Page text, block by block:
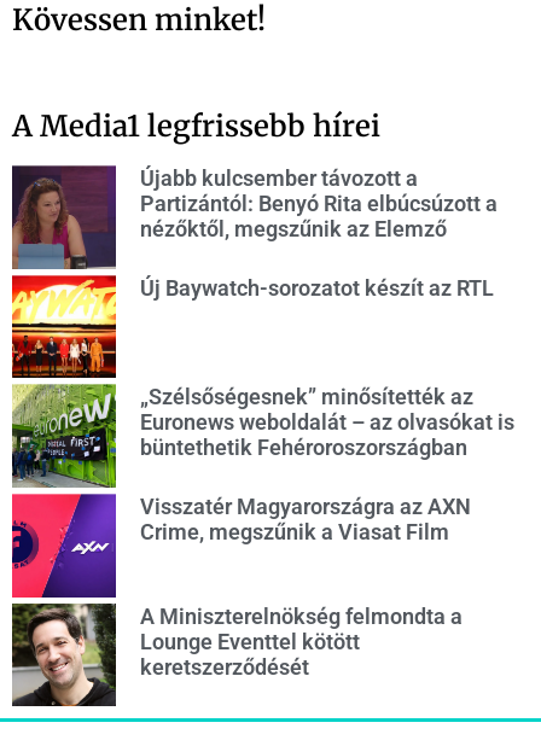
Kövessen minket!
A Media1 legfrissebb hírei
Újabb kulcsember távozott a
Partizántól: Benyó Rita elbúcsúzott a
nézőktől, megszűnik az Elemző
Új Baywatch-sorozatot készít az RTL
„Szélsőségesnek” minősítették az
Euronews weboldalát – az olvasókat is
büntethetik Fehéroroszországban
Visszatér Magyarországra az AXN
Crime, megszűnik a Viasat Film
A Miniszterelnökség felmondta a
Lounge Eventtel kötött
keretszerződését